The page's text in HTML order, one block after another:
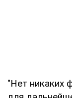
"Нет никаких